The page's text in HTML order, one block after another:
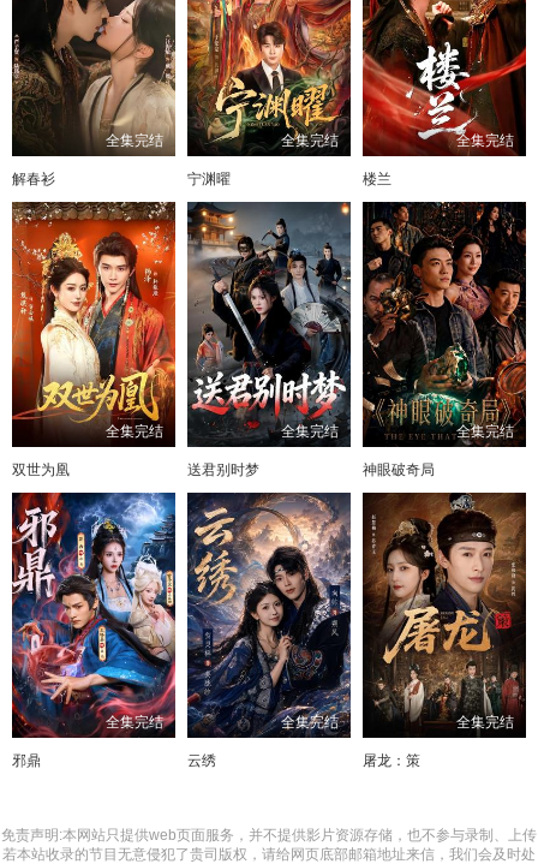
全集完结
解春衫
全集完结
宁渊曜
全集完结
楼兰
全集完结
双世为凰
全集完结
送君别时梦
全集完结
神眼破奇局
全集完结
邪鼎
全集完结
云绣
全集完结
屠龙：策
免责声明:本网站只提供web页面服务，并不提供影片资源存储，也不参与录制、上传
若本站收录的节目无意侵犯了贵司版权，请给网页底部邮箱地址来信，我们会及时处